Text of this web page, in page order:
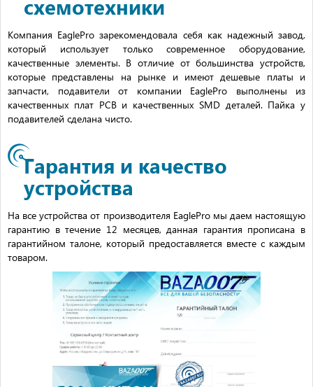
схемотехники
Компания EaglePro зарекомендовала себя как надежный завод,
который использует только современное оборудование,
качественные элементы. В отличие от большинства устройств,
которые представлены на рынке и имеют дешевые платы и
запчасти, подавители от компании EaglePro выполнены из
качественных плат PCB и качественных SMD деталей. Пайка у
подавителей сделана чисто.
Гарантия и качество
устройства
На все устройства от производителя EaglePro мы даем настоящую
гарантию в течение 12 месяцев, данная гарантия прописана в
гарантийном талоне, который предоставляется вместе с каждым
товаром.